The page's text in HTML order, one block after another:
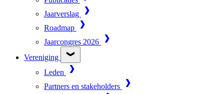
Jaarverslag
Roadmap
Jaarcongres 2026
Vereniging
Leden
Partners en stakeholders